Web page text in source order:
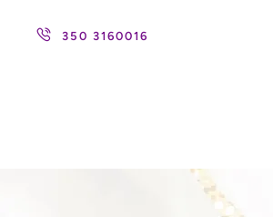
350 3160016